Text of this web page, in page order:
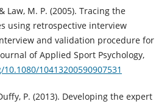
Law, M. P. (2005). Tracing the
using retrospective interview
and validation procedure for
of Applied Sport Psychology,
10413200590907531
P. (2013). Developing the expert